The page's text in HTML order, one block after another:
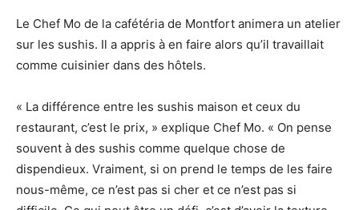
Le Chef Mo de la cafétéria de Montfort animera un atelier
sur les sushis. Il a appris à en faire alors qu’il travaillait
comme cuisinier dans des hôtels.
« La différence entre les sushis maison et ceux du
restaurant, c’est le prix, » explique Chef Mo. « On pense
souvent à des sushis comme quelque chose de
dispendieux. Vraiment, si on prend le temps de les faire
nous-même, ce n’est pas si cher et ce n’est pas si